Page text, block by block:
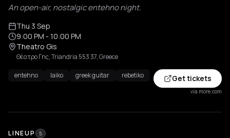
An open-air, nostalgic entehno night.
Thu 3 Sep
9:00 PM - 10:00 PM
Theatro Gis
Θέατρο Γης, Triandria 553 37, Greece
entehno laiko greek guitar rebetiko Get tickets
via more.com
LINEUP 5